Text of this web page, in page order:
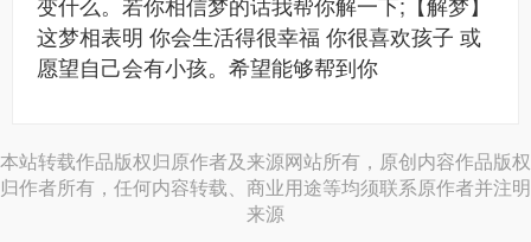
这梦相表明 你会生活得很幸福 你很喜欢孩子 或
愿望自己会有小孩。希望能够帮到你
本站转载作品版权归原作者及来源网站所有，原创内容作品版权
归作者所有，任何内容转载、商业用途等均须联系原作者并注明
来源